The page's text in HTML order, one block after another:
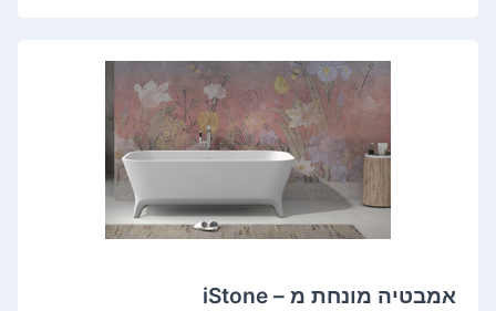
אמבטיה מונחת מ – iStone